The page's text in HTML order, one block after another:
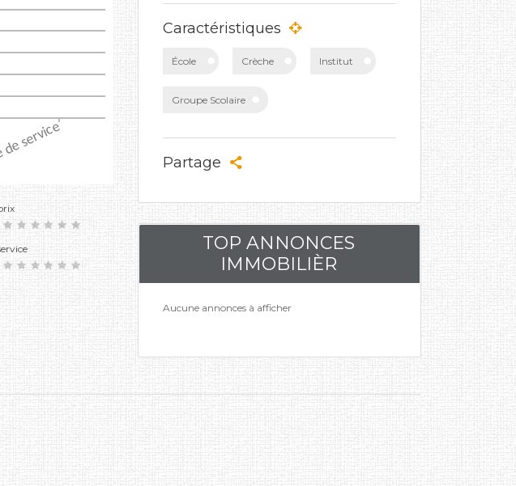
Caractéristiques
École Crèche Institut
Groupe Scolaire
Partage
TOP ANNONCES
IMMOBILIÈR
Aucune annonces à afficher